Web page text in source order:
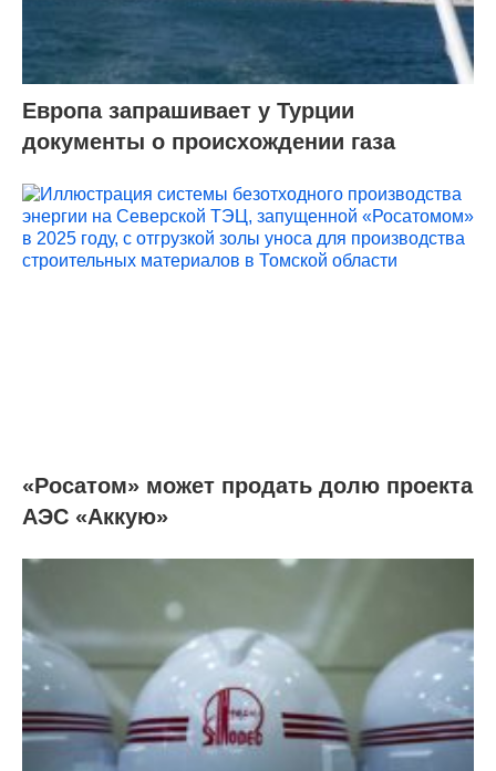
Европа запрашивает у Турции
документы о происхождении газа
«Росатом» может продать долю проекта
АЭС «Аккую»